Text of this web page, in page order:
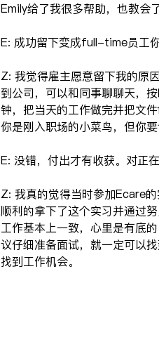
Emily给了我很多帮助，也教会
E: 成功留下变成full-time员工
Z: 我觉得雇主愿意留下我的原
到公司，可以和同事聊聊天，
钟，把当天的工作做完并把文
你是刚入职场的小菜鸟，但你
E: 没错，付出才有收获。对正
Z: 我真的觉得当时参加Ecare
顺利的拿下了这个实习并通过
工作基本上一致，心里是有底
议仔细准备面试，就一定可以
找到工作机会。